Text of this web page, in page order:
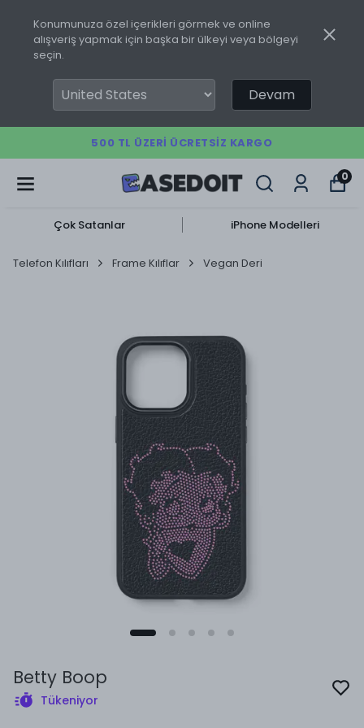
Konumunuza özel içerikleri görmek ve online
alışveriş yapmak için başka bir ülkeyi veya bölgeyi
seçin.
Devam
500 TL ÜZERI ÜCRETSIZ KARGO
0
Çok Satanlar iPhone Modelleri
Telefon Kılıfları Frame Kılıflar Vegan Deri
Betty Boop
Tükeniyor